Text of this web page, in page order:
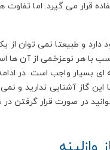
قرار می گیرد. اما تفاوت
دارد و طبیعتا نمی توان از
با هر نوعزخمی از آن ها
بسیار واجب است. در
گاز آشنایی ندارید و
در صورت قرار گرفتن در